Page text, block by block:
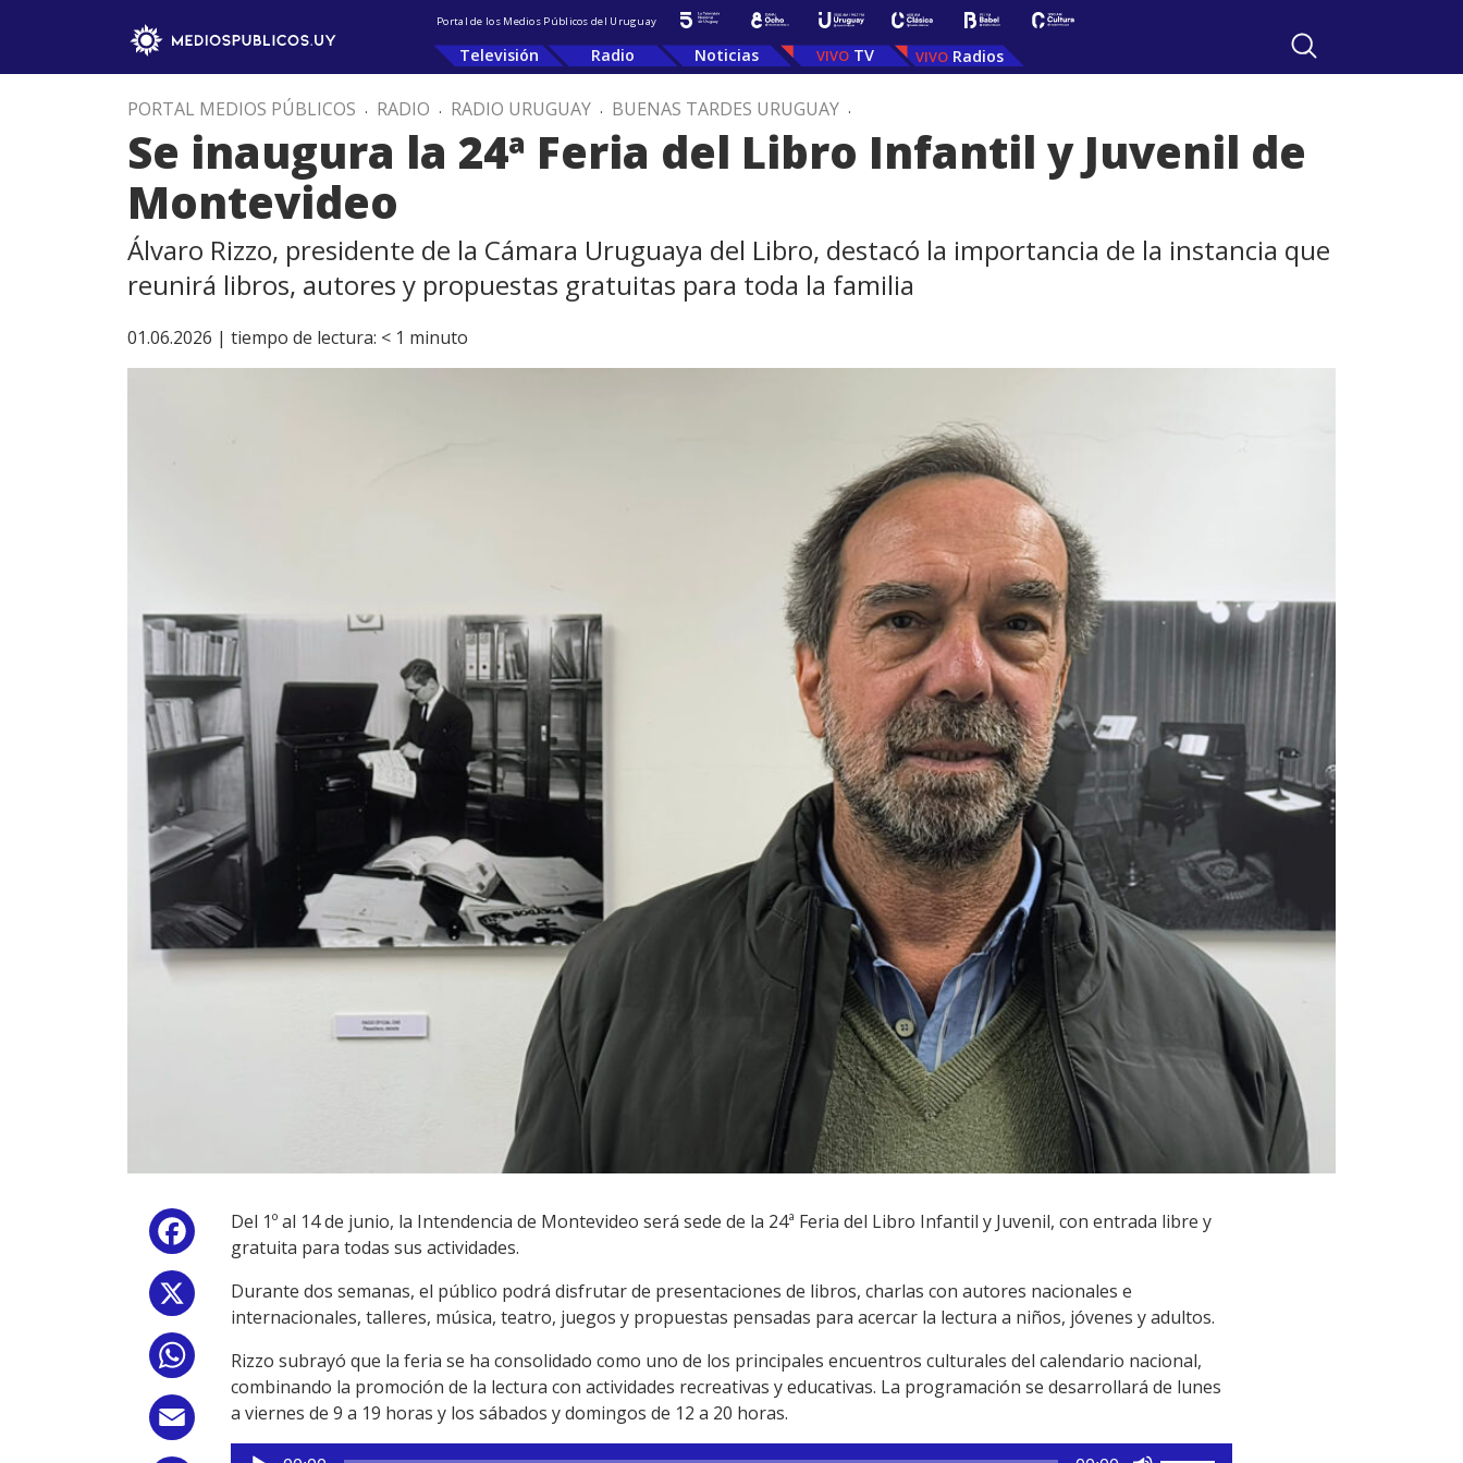
Portal de los Medios Públicos del Uruguay
Televisión Radio Noticias TV Radios
PORTAL MEDIOS PÚBLICOS . RADIO . RADIO URUGUAY . BUENAS TARDES URUGUAY .
Se inaugura la 24ª Feria del Libro Infantil y Juvenil de
Montevideo
Álvaro Rizzo, presidente de la Cámara Uruguaya del Libro, destacó la importancia de la instancia que
reunirá libros, autores y propuestas gratuitas para toda la familia
01.06.2026 | tiempo de lectura: < 1 minuto
Facebook
WhatsApp
Email
Del 1º al 14 de junio, la Intendencia de Montevideo será sede de la 24ª Feria del Libro Infantil y Juvenil, con entrada libre y
gratuita para todas sus actividades.
Durante dos semanas, el público podrá disfrutar de presentaciones de libros, charlas con autores nacionales e
internacionales, talleres, música, teatro, juegos y propuestas pensadas para acercar la lectura a niños, jóvenes y adultos.
Rizzo subrayó que la feria se ha consolidado como uno de los principales encuentros culturales del calendario nacional,
combinando la promoción de la lectura con actividades recreativas y educativas. La programación se desarrollará de lunes
a viernes de 9 a 19 horas y los sábados y domingos de 12 a 20 horas.
Reproductor